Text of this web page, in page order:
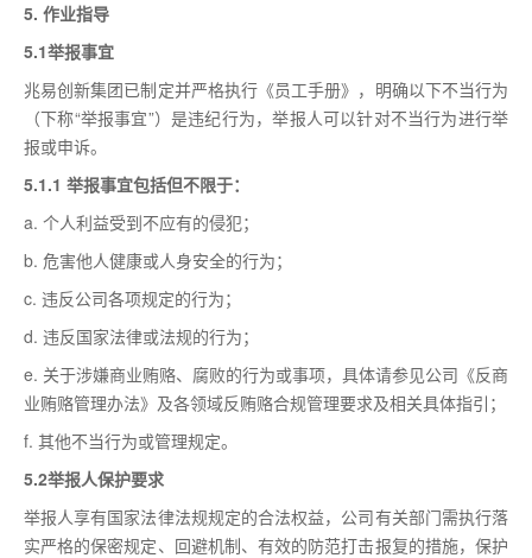
5. 作业指导
5.1举报事宜
兆易创新集团已制定并严格执行《员工手册》，明确以下不当行为
（下称“举报事宜”）是违纪行为，举报人可以针对不当行为进行举
报或申诉。
5.1.1 举报事宜包括但不限于：
a. 个人利益受到不应有的侵犯；
b. 危害他人健康或人身安全的行为；
c. 违反公司各项规定的行为；
d. 违反国家法律或法规的行为；
e. 关于涉嫌商业贿赂、腐败的行为或事项，具体请参见公司《反商
业贿赂管理办法》及各领域反贿赂合规管理要求及相关具体指引；
f. 其他不当行为或管理规定。
5.2举报人保护要求
举报人享有国家法律法规规定的合法权益，公司有关部门需执行落
实严格的保密规定、回避机制、有效的防范打击报复的措施，保护